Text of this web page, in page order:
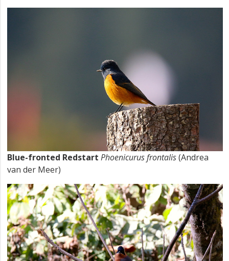
Blue-fronted Redstart Phoenicurus frontalis(Andrea
van der Meer)